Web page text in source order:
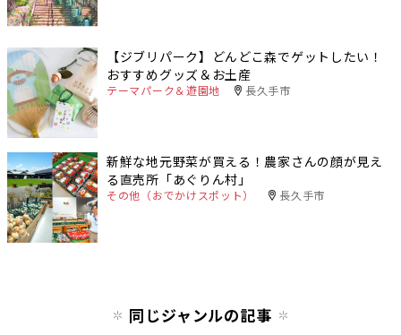
【ジブリパーク】どんどこ森でゲットしたい！
おすすめグッズ＆お土産
テーマパーク＆遊園地 長久手市
新鮮な地元野菜が買える！農家さんの顔が見え
る直売所「あぐりん村」
その他（おでかけスポット） 長久手市
同じジャンルの記事